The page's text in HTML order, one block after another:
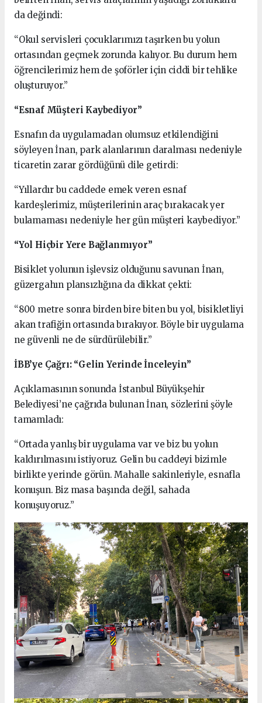
da değindi:
“Okul servisleri çocuklarımızı taşırken bu yolun
ortasından geçmek zorunda kalıyor. Bu durum hem
öğrencilerimiz hem de şoförler için ciddi bir tehlike
oluşturuyor.”
“Esnaf Müşteri Kaybediyor”
Esnafın da uygulamadan olumsuz etkilendiğini
söyleyen İnan, park alanlarının daralması nedeniyle
ticaretin zarar gördüğünü dile getirdi:
“Yıllardır bu caddede emek veren esnaf
kardeşlerimiz, müşterilerinin araç bırakacak yer
bulamaması nedeniyle her gün müşteri kaybediyor.”
“Yol Hiçbir Yere Bağlanmıyor”
Bisiklet yolunun işlevsiz olduğunu savunan İnan,
güzergahın plansızlığına da dikkat çekti:
“800 metre sonra birden bire biten bu yol, bisikletliyi
akan trafiğin ortasında bırakıyor. Böyle bir uygulama
ne güvenli ne de sürdürülebilir.”
İBB’ye Çağrı: “Gelin Yerinde İnceleyin”
Açıklamasının sonunda İstanbul Büyükşehir
Belediyesi’ne çağrıda bulunan İnan, sözlerini şöyle
tamamladı:
“Ortada yanlış bir uygulama var ve biz bu yolun
kaldırılmasını istiyoruz. Gelin bu caddeyi bizimle
birlikte yerinde görün. Mahalle sakinleriyle, esnafla
konuşun. Biz masa başında değil, sahada
konuşuyoruz.”